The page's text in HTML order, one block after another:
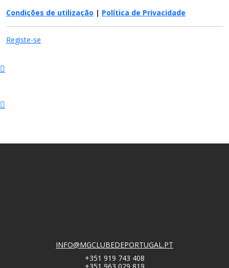
Condições de utilização | Política de Privacidade
Registe-se
INFO@MGCLUBEDEPORTUGAL.PT
+351 919 743 408